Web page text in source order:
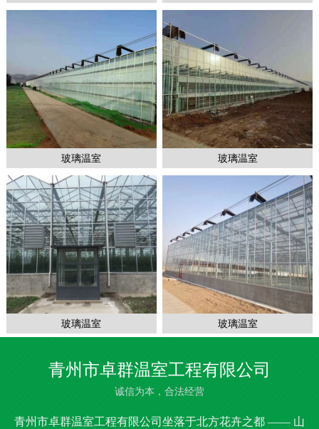
玻璃温室 玻璃温室
玻璃温室 玻璃温室
青州市卓群温室工程有限公司
诚信为本，合法经营
青州市卓群温室工程有限公司坐落于北方花卉之都 —— 山